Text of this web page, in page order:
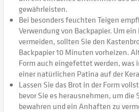
gewährleisten.
Bei besonders feuchten Teigen
Verwendung von Backpapier. Um
vermeiden, sollten Sie den
Backpapier 10 Minuten vorheizen.
Form auch eingefettet werden, was
einer natürlichen Patina auf der
Lassen Sie das Brot in der Form
bevor Sie es herausnehmen, um die
bewahren und ein Anhaften zu